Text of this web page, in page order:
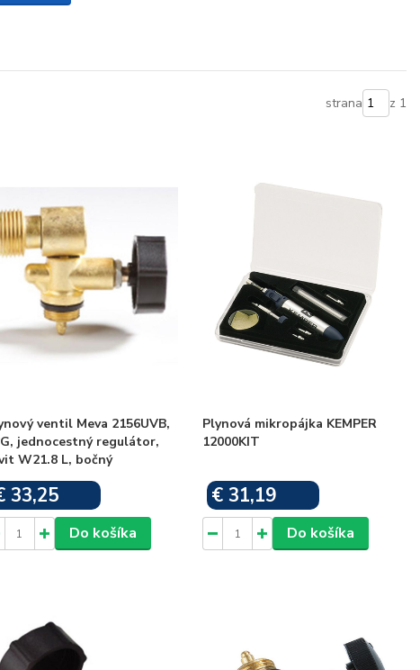
strana z 1
ventil Meva 2156UVB,
jednocestný regulátor,
W21.8 L, bočný
33,25
Do košíka
Plynová mikropájka KEMPER
12000KIT
€ 31,19
Do košíka